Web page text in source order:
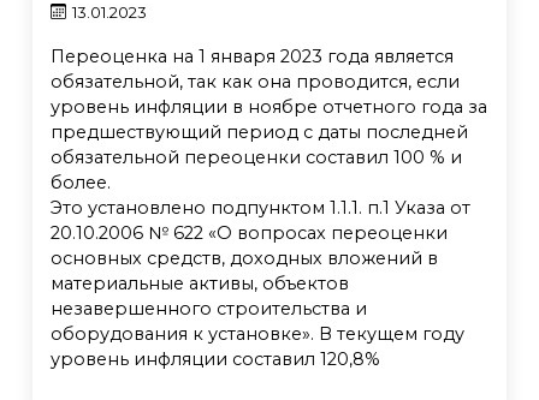
13.01.2023
Переоценка на 1 января 2023 года является
обязательной, так как она проводится, если
уровень инфляции в ноябре отчетного года за
предшествующий период с даты последней
обязательной переоценки составил 100 % и
более.
Это установлено подпунктом 1.1.1. п.1 Указа от
20.10.2006 № 622 «О вопросах переоценки
основных средств, доходных вложений в
материальные активы, объектов
незавершенного строительства и
оборудования к установке». В текущем году
уровень инфляции составил 120,8%